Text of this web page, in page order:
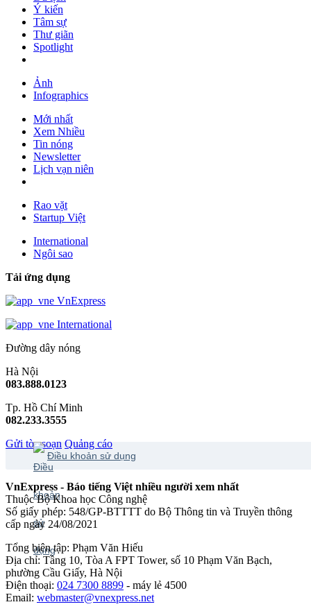
Ý kiến
Tâm sự
Thư giãn
Spotlight
Ảnh
Infographics
Mới nhất
Xem Nhiều
Tin nóng
Newsletter
Lịch vạn niên
Rao vặt
Startup Việt
International
Ngôi sao
Tải ứng dụng
VnExpress
International
Đường dây nóng
Hà Nội
083.888.0123
Tp. Hồ Chí Minh
082.233.3555
Gửi tòa soạn Quảng cáo
Điều khoản sử dụng
VnExpress - Báo tiếng Việt nhiều người xem nhất
Thuộc Bộ Khoa học Công nghệ
Số giấy phép: 548/GP-BTTTT do Bộ Thông tin và Truyền thông
cấp ngày 24/08/2021
Tổng biên tập: Phạm Văn Hiếu
Địa chỉ: Tầng 10, Tòa A FPT Tower, số 10 Phạm Văn Bạch,
phường Cầu Giấy, Hà Nội
Điện thoại: 024 7300 8899 - máy lẻ 4500
Email: webmaster@vnexpress.net